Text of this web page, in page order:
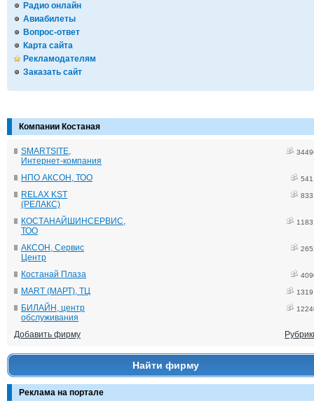
Радио онлайн
Авиабилеты
Вопрос-ответ
Карта сайта
Рекламодателям
Заказать сайт
Компании Костаная
SMARTSITE,
Интернет-компания
НПО АКСОН, ТОО
RELAX KST
(РЕЛАКС)
КОСТАНАЙШИНСЕРВИС,
ТОО
АКСОН, Сервис
Центр
Костанай Плаза
MART (МАРТ), ТЦ
БИЛАЙН, центр
обслуживания
Добавить фирму
Найти фирму
Реклама на портале